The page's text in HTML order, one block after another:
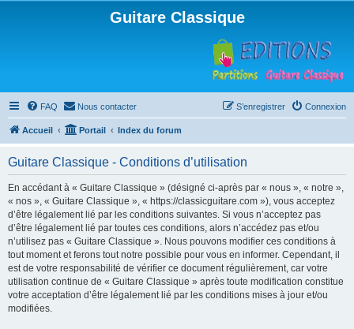
Guitare Classique
FAQ Nous contacter Connexion
S’enregistrer
Accueil Portail Index du forum
Guitare Classique - Conditions d’utilisation
En accédant à « Guitare Classique » (désigné ci-après par « nous », « notre »,
« nos », « Guitare Classique », « https://classicguitare.com »), vous acceptez
d’être légalement lié par les conditions suivantes. Si vous n’acceptez pas
d’être légalement lié par toutes ces conditions, alors n’accédez pas et/ou
n’utilisez pas « Guitare Classique ». Nous pouvons modifier ces conditions à
tout moment et ferons tout notre possible pour vous en informer. Cependant, il
est de votre responsabilité de vérifier ce document régulièrement, car votre
utilisation continue de « Guitare Classique » après toute modification constitue
votre acceptation d’être légalement lié par les conditions mises à jour et/ou
modifiées.